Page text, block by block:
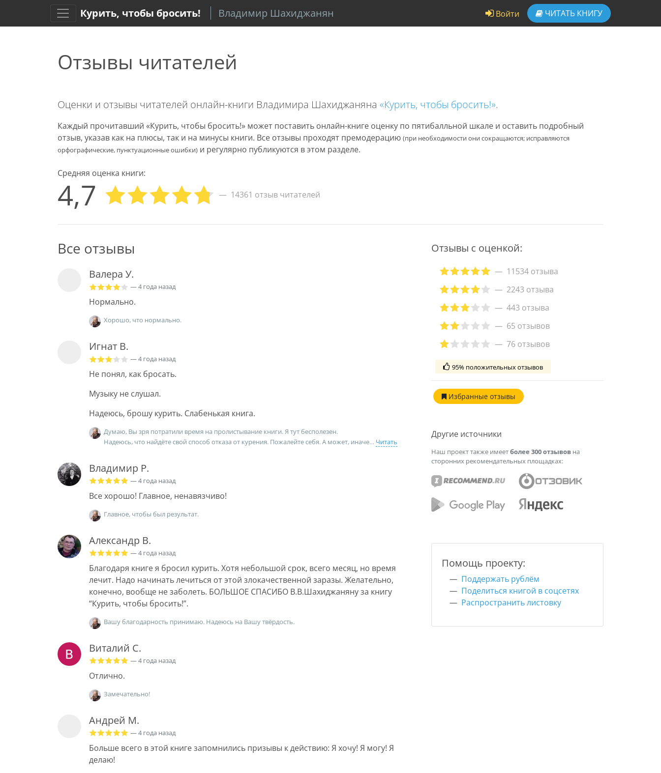
Курить, чтобы бросить! Владимир Шахиджанян Войти ЧИТАТЬ КНИГУ
Отзывы читателей
Оценки и отзывы читателей онлайн-книги Владимира Шахиджаняна «Курить, чтобы бросить!».
Каждый прочитавший «Курить, чтобы бросить!» может поставить онлайн-книге оценку по пятибалльной шкале и оставить подробный
отзыв, указав как на плюсы, так и на минусы книги. Все отзывы проходят премодерацию (при необходимости они сокращаются; исправляются
орфографические, пунктуационные ошибки) и регулярно публикуются в этом разделе.
Средняя оценка книги:
4,7 14361 отзыв читателей
Все отзывы
Валера У.
— 4 года назад
Нормально.
Хорошо, что нормально.
Игнат В.
— 4 года назад
Не понял, как бросать.
Музыку не слушал.
Надеюсь, брошу курить. Слабенькая книга.
Думаю, Вы зря потратили время на пролистывание книги. Я тут бесполезен.
Надеюсь, что найдёте свой способ отказа от курения. Пожалейте себя. А может, иначе
Читать
Владимир Р.
— 4 года назад
Все хорошо! Главное, ненавязчиво!
Главное, чтобы был результат.
Александр В.
— 4 года назад
Благодаря книге я бросил курить. Хотя небольшой срок, всего месяц, но время
лечит. Надо начинать лечиться от этой злокачественной заразы. Желательно,
конечно, вообще не заболеть. БОЛЬШОЕ СПАСИБО В.В.Шахиджаняну за книгу
“Курить, чтобы бросить!”.
Вашу благодарность принимаю. Надеюсь на Вашу твёрдость.
Виталий С.
— 4 года назад
Отлично.
Замечательно!
Андрей М.
— 4 года назад
Больше всего в этой книге запомнились призывы к действию: Я хочу! Я могу! Я
делаю!
Отзывы с оценкой:
11534 отзыва
2243 отзыва
443 отзыва
65 отзывов
76 отзывов
95% положительных отзывов
Избранные отзывы
Другие источники
Наш проект также имеетболее 300 отзывов на
сторонних рекомендательных площадках:
Помощь проекту:
Поддержать рублём
Поделиться книгой в соцсетях
Распространить листовку